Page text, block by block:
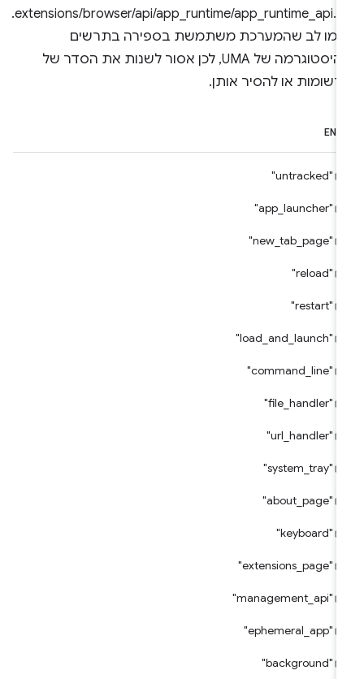
extensions/browser/api/app_runtime/app_runtime_api.cc.
לב שהמערכת משתמשת בספירה בתרשים
ההיסטוגרמה של UMA, לכן אסור לשנות את הסדר של
או להסיר אותן.